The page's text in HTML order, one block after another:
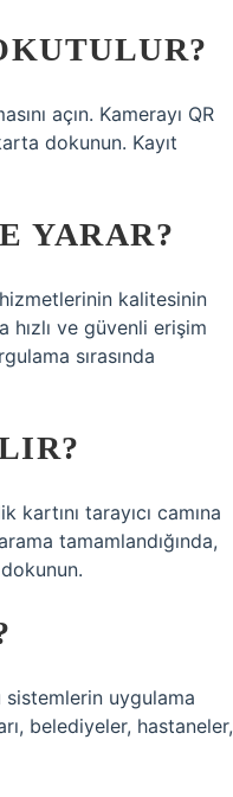
açın. Kamerayı QR
dokunun. Kayıt
YARAR?
kalitesinin
hızlı ve güvenli erişim
sırasında
tarayıcı camına
tamamlandığında,
uygulama
belediyeler, hastaneler,